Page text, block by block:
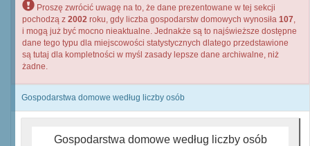
Proszę zwrócić uwagę na to, że dane prezentowane w tej sekcji
pochodzą z 2002 roku, gdy liczba gospodarstw domowych wynosiła 107,
i mogą już być mocno nieaktualne. Jednakże są to najświeższe dostępne
dane tego typu dla miejscowości statystycznych dlatego przedstawione
są tutaj dla kompletności w myśl zasady lepsze dane archiwalne, niż
żadne.
Gospodarstwa domowe według liczby osób
Gospodarstwa domowe według liczby osób